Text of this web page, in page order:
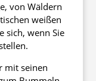
von Wäldern
weißen
sich, wenn Sie
mit seinen